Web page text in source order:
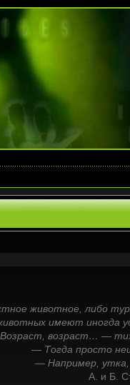
животное, либо
имеют иногда
возраст… —
— Тогда просто
— Например, утка,
А. и Б.